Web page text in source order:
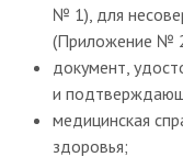
№ 1), для
(Приложение №
документ,
и
медицинская
здоровья;